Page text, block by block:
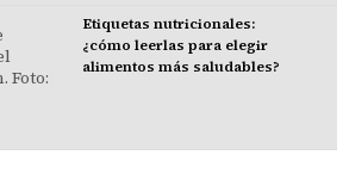
Etiquetas nutricionales:
¿cómo leerlas para elegir
alimentos más saludables?